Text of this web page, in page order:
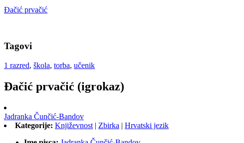
Đačić prvačić
Tagovi
1 razred, škola, torba, učenik
Đačić prvačić (igrokaz)
Jadranka Čunčić-Bandov
Kategorije: Književnost | Zbirka | Hrvatski jezik